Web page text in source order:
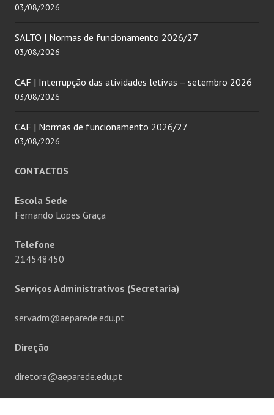
03/08/2026
SALTO | Normas de funcionamento 2026/27
03/08/2026
CAF | Interrupção das atividades letivas – setembro 2026
03/08/2026
CAF | Normas de funcionamento 2026/27
03/08/2026
CONTACTOS
Escola Sede
Fernando Lopes Graça
Telefone
214548450
Serviços Administrativos (Secretaria)
servadm@aeparede.edu.pt
Direção
diretora@aeparede.edu.pt